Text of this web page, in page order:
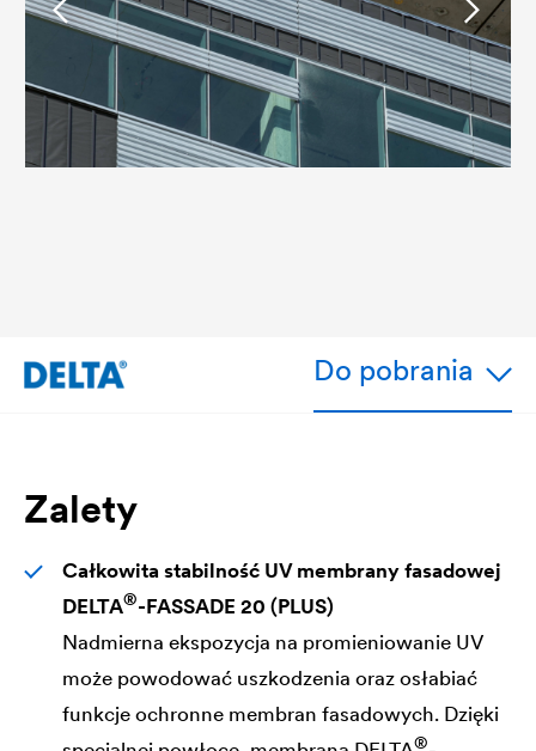
Do pobrania
Zalety
Całkowita stabilność UV membrany fasadowej
DELTA®-FASSADE 20 (PLUS)
Nadmierna ekspozycja na promieniowanie UV
może powodować uszkodzenia oraz osłabiać
funkcje ochronne membran fasadowych. Dzięki
®